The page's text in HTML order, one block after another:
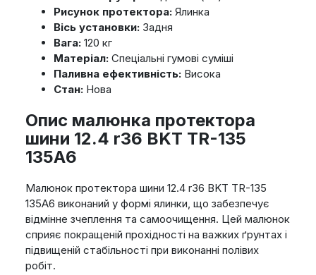
Рисунок протектора:Ялинка
Вісь установки:Задня
Вага:120 кг
Матеріал:Спеціальні гумові суміші
Паливна ефективність:Висока
Стан:Нова
Опис малюнка протектора
шини 12.4 r36 BKT TR-135
135A6
Малюнок протектора шини 12.4 r36 BKT TR-135
135A6 виконаний у формі ялинки, що забезпечує
відмінне зчеплення та самоочищення. Цей малюнок
сприяє покращеній прохідності на важких ґрунтах і
підвищеній стабільності при виконанні полівих
робіт.